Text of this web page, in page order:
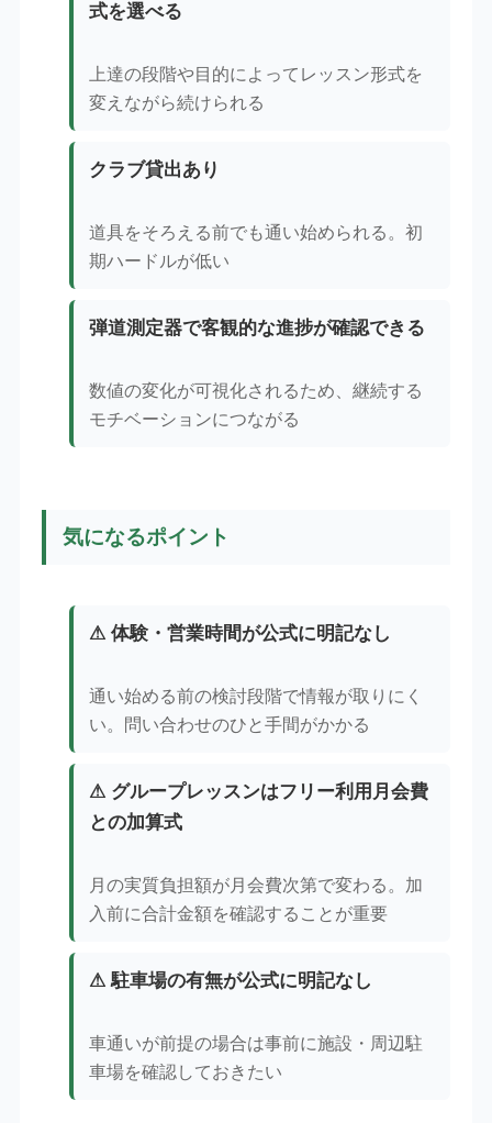
式を選べる
上達の段階や目的によってレッスン形式を
変えながら続けられる
クラブ貸出あり
道具をそろえる前でも通い始められる。初
期ハードルが低い
弾道測定器で客観的な進捗が確認できる
数値の変化が可視化されるため、継続する
モチベーションにつながる
気になるポイント
⚠ 体験・営業時間が公式に明記なし
通い始める前の検討段階で情報が取りにく
い。問い合わせのひと手間がかかる
⚠ グループレッスンはフリー利用月会費
との加算式
月の実質負担額が月会費次第で変わる。加
入前に合計金額を確認することが重要
⚠ 駐車場の有無が公式に明記なし
車通いが前提の場合は事前に施設・周辺駐
車場を確認しておきたい